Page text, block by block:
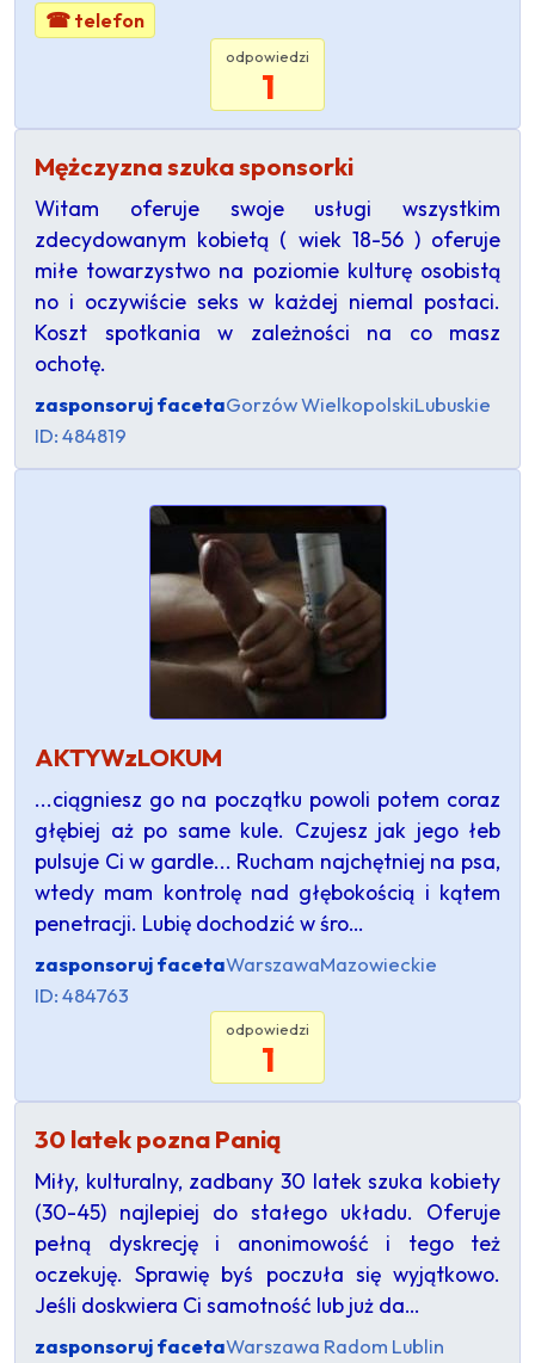
☎ telefon
odpowiedzi
1
Mężczyzna szuka sponsorki
Witam oferuje swoje usługi wszystkim
zdecydowanym kobietą ( wiek 18-56 ) oferuje
miłe towarzystwo na poziomie kulturę osobistą
no i oczywiście seks w każdej niemal postaci.
Koszt spotkania w zależności na co masz
ochotę.
zasponsoruj facetaGorzów WielkopolskiLubuskie
ID: 484819
AKTYWzLOKUM
...ciągniesz go na początku powoli potem coraz
głębiej aż po same kule. Czujesz jak jego łeb
pulsuje Ci w gardle... Rucham najchętniej na psa,
wtedy mam kontrolę nad głębokością i kątem
penetracji. Lubię dochodzić w śro…
zasponsoruj facetaWarszawaMazowieckie
ID: 484763
odpowiedzi
1
30 latek pozna Panią
Miły, kulturalny, zadbany 30 latek szuka kobiety
(30-45) najlepiej do stałego układu. Oferuje
pełną dyskrecję i anonimowość i tego też
oczekuję. Sprawię byś poczuła się wyjątkowo.
Jeśli doskwiera Ci samotność lub już da…
zasponsoruj facetaWarszawa Radom Lublin